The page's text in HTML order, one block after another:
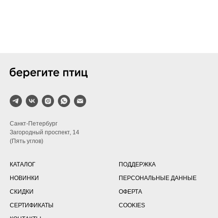
Санкт-Петербург
Загородный проспект, 14
(Пять углов)
КАТАЛОГ
НОВИНКИ
СКИДКИ
СЕРТИФИКАТЫ
ПОДДЕРЖКА
ПЕРСОНАЛЬНЫЕ ДАННЫЕ
ОФЕРТА
COOKIES